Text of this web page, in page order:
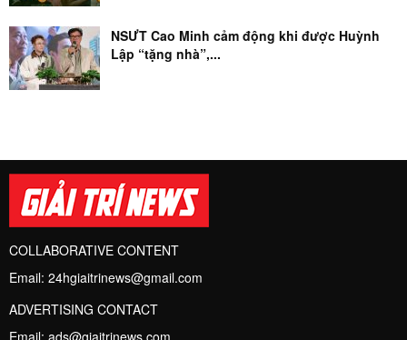
NSƯT Cao Minh cảm động khi được Huỳnh
Lập “tặng nhà”,...
COLLABORATIVE CONTENT
Email: 24hgiaitrinews@gmail.com
ADVERTISING CONTACT